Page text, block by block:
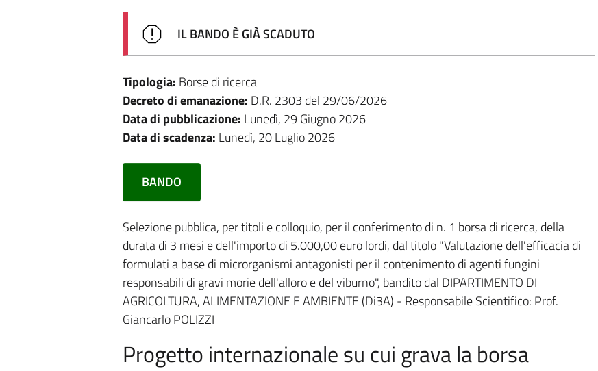
IL BANDO È GIÀ SCADUTO
Tipologia: Borse di ricerca
Decreto di emanazione: D.R. 2303 del 29/06/2026
Data di pubblicazione: Lunedì, 29 Giugno 2026
Data di scadenza: Lunedì, 20 Luglio 2026
BANDO
Selezione pubblica, per titoli e colloquio, per il conferimento di n. 1 borsa di ricerca, della
durata di 3 mesi e dell'importo di 5.000,00 euro lordi, dal titolo "Valutazione dell'efficacia di
formulati a base di microrganismi antagonisti per il contenimento di agenti fungini
responsabili di gravi morie dell'alloro e del viburno", bandito dal DIPARTIMENTO DI
AGRICOLTURA, ALIMENTAZIONE E AMBIENTE (Di3A) - Responsabile Scientifico: Prof.
Giancarlo POLIZZI
Progetto internazionale su cui grava la borsa